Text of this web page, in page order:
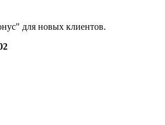
для новых клиентов.